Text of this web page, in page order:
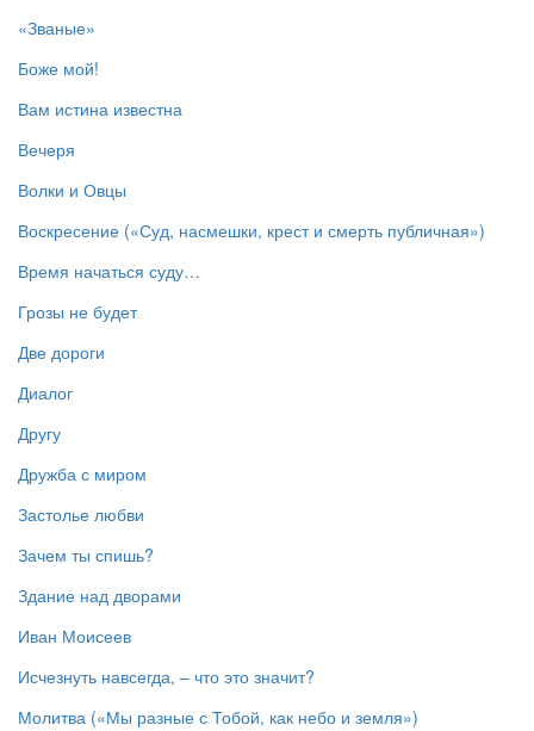
«Званые»
Боже мой!
Вам истина известна
Вечеря
Волки и Овцы
Воскресение («Суд, насмешки, крест и смерть публичная»)
Время начаться суду…
Грозы не будет
Две дороги
Диалог
Другу
Дружба с миром
Застолье любви
Зачем ты спишь?
Здание над дворами
Иван Моисеев
Исчезнуть навсегда, – что это значит?
Молитва («Мы разные с Тобой, как небо и земля»)